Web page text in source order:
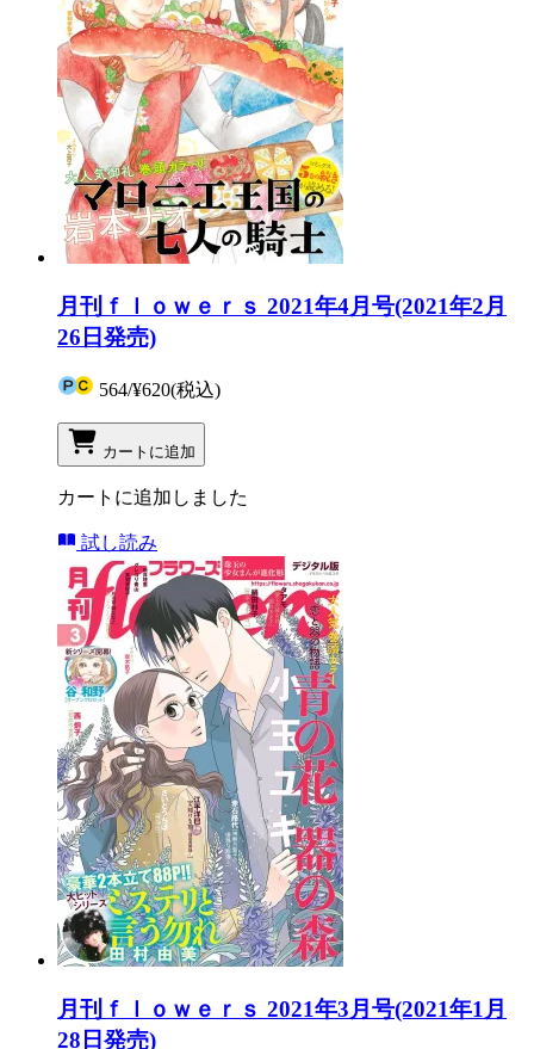
月刊ｆｌｏｗｅｒｓ 2021年4月号(2021年2月
26日発売)
564/¥620(税込)
カートに追加
カートに追加しました
試し読み
月刊ｆｌｏｗｅｒｓ 2021年3月号(2021年1月
28日発売)